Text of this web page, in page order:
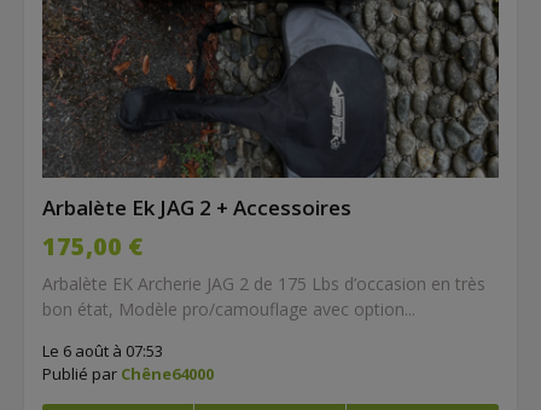
Arbalète Ek JAG 2 + Accessoires
175,00 €
Arbalète EK Archerie JAG 2 de 175 Lbs d’occasion en très
bon état, Modèle pro/camouflage avec option...
Le 6 août à 07:53
Publié par Chêne64000